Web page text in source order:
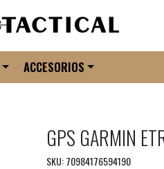
ACCESORIOS
GPS GARMIN
SKU: 70984176594190